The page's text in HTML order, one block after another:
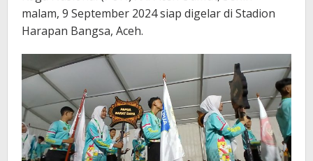
malam, 9 September 2024 siap digelar di Stadion
Harapan Bangsa, Aceh.